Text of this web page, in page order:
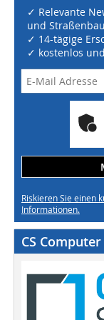
✓ Relevante
und Straßenbau
✓ 14-tägige
✓ kostenlos
Riskieren Sie einen
Informationen.
CS